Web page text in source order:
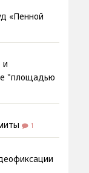
«Пенной
и
"площадью
1